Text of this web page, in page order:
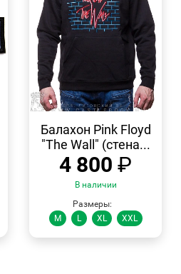
ПРОСМОТР
Балахон Pink Floyd
"The Wall" (стена...
4 800 ₽
В наличии
Размеры:
M
L XL XXL